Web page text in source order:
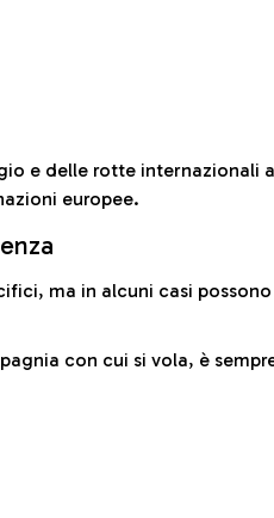
e delle rotte internazionali
europee.
ma in alcuni casi
con cui si vola, è